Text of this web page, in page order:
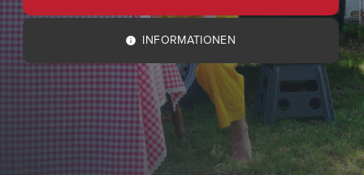
INFORMATIONEN